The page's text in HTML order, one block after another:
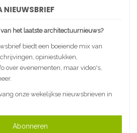
NIEUWSBRIEF
het laatste architectuurnieuws?
biedt een boeiende mix van
opiniestukken,
over evenementen, maar video's,
onze wekelijkse nieuwsbrieven in
Abonneren